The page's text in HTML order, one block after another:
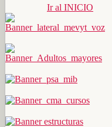
Ir al INICIO